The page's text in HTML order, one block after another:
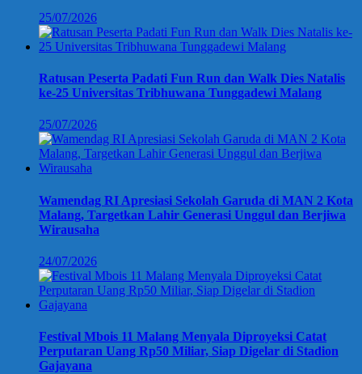
25/07/2026
Ratusan Peserta Padati Fun Run dan Walk Dies Natalis
ke-25 Universitas Tribhuwana Tunggadewi Malang
25/07/2026
Wamendag RI Apresiasi Sekolah Garuda di MAN 2 Kota
Malang, Targetkan Lahir Generasi Unggul dan Berjiwa
Wirausaha
24/07/2026
Festival Mbois 11 Malang Menyala Diproyeksi Catat
Perputaran Uang Rp50 Miliar, Siap Digelar di Stadion
Gajayana